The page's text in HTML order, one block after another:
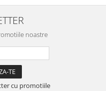
noastre
cu promotiile